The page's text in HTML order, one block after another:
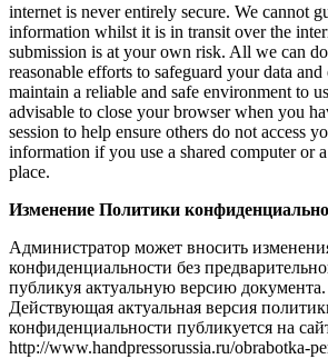
internet is never entirely secure. We cannot
information whilst it is in transit over the
submission is at your own risk. All we can
reasonable efforts to safeguard your data and
maintain a reliable and safe environment to
advisable to close your browser when you
session to help ensure others do not access
information if you use a shared computer or
place.
Изменение Политики
Администратор может вносить
конфиденциальности без
публикуя актуальную версию документа.
Действующая актуальная версия
конфиденциальности публикуется на
http://www.handpressorussia.ru/obrabotka-